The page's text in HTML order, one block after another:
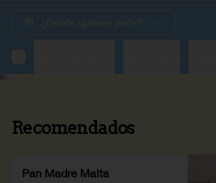
Recomendados
Pan Madre Malta